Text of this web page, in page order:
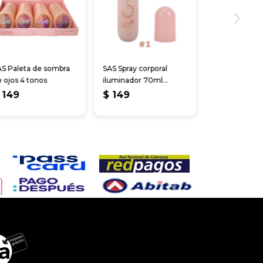
Paleta de sombra
ojos 4 tonos
149
SAS Spray corporal
iluminador 70ml
(M2732)
$ 149